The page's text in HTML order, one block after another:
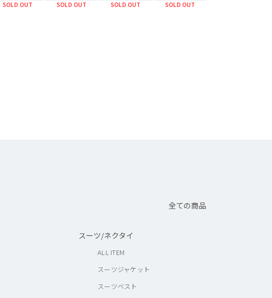
SOLD OUT SOLD OUT SOLD OUT SOLD OUT
全ての商品
スーツ/ネクタイ
ALL ITEM
スーツジャケット
スーツベスト